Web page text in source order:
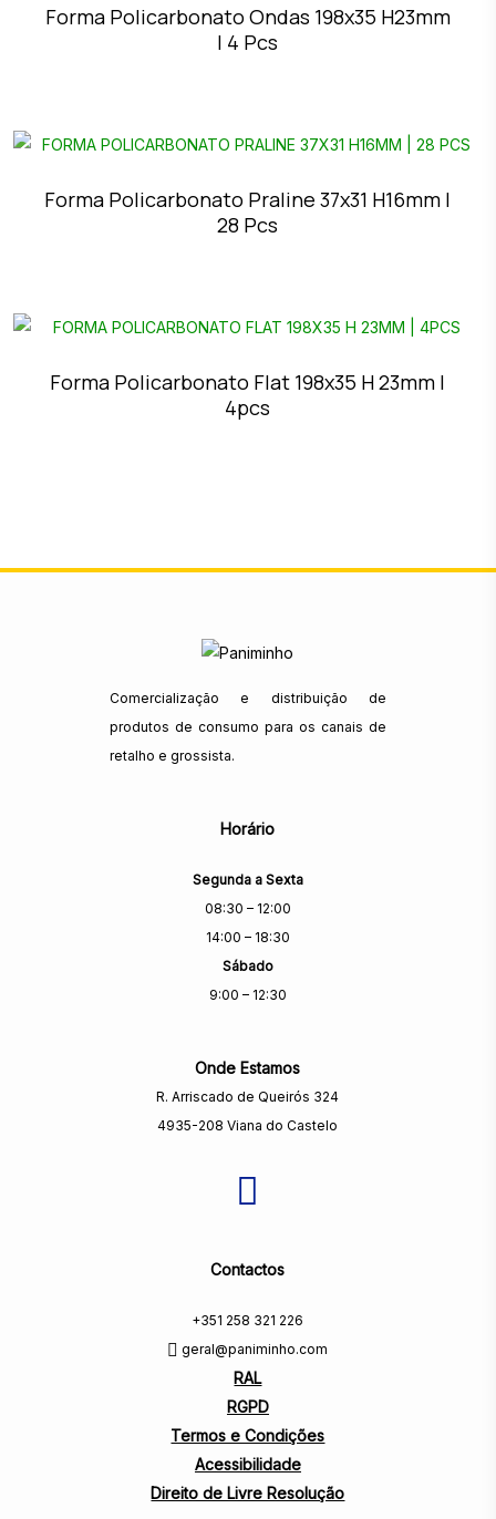
Forma Policarbonato Ondas 198x35 H23mm
| 4 Pcs
Forma Policarbonato Praline 37x31 H16mm |
28 Pcs
Forma Policarbonato Flat 198x35 H 23mm |
4pcs
Comercialização e distribuição de
produtos de consumo para os canais de
retalho e grossista.
Horário
Segunda a Sexta
08:30 – 12:00
14:00 – 18:30
Sábado
9:00 – 12:30
Onde Estamos
R. Arriscado de Queirós 324
4935-208 Viana do Castelo
Contactos
+351 258 321 226
geral@paniminho.com
RAL
RGPD
Termos e Condições
Acessibilidade
Direito de Livre Resolução